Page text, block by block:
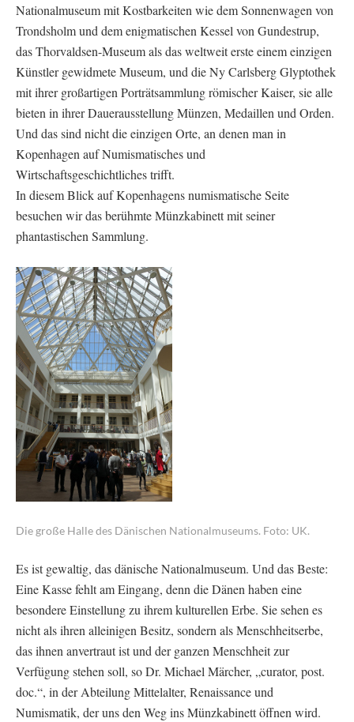
Nationalmuseum mit Kostbarkeiten wie dem Sonnenwagen von
Trondsholm und dem enigmatischen Kessel von Gundestrup,
das Thorvaldsen-Museum als das weltweit erste einem einzigen
Künstler gewidmete Museum, und die Ny Carlsberg Glyptothek
mit ihrer großartigen Porträtsammlung römischer Kaiser, sie alle
bieten in ihrer Dauerausstellung Münzen, Medaillen und Orden.
Und das sind nicht die einzigen Orte, an denen man in
Kopenhagen auf Numismatisches und
Wirtschaftsgeschichtliches trifft.
In diesem Blick auf Kopenhagens numismatische Seite
besuchen wir das berühmte Münzkabinett mit seiner
phantastischen Sammlung.
Die große Halle des Dänischen Nationalmuseums. Foto: UK.
Es ist gewaltig, das dänische Nationalmuseum. Und das Beste:
Eine Kasse fehlt am Eingang, denn die Dänen haben eine
besondere Einstellung zu ihrem kulturellen Erbe. Sie sehen es
nicht als ihren alleinigen Besitz, sondern als Menschheitserbe,
das ihnen anvertraut ist und der ganzen Menschheit zur
Verfügung stehen soll, so Dr. Michael Märcher, „curator, post.
doc.“, in der Abteilung Mittelalter, Renaissance und
Numismatik, der uns den Weg ins Münzkabinett öffnen wird.